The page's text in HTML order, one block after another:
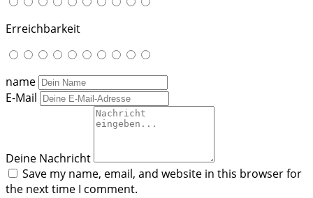
Erreichbarkeit
name
E-Mail
Deine Nachricht
Save my name, email, and website in this browser for
the next time I comment.